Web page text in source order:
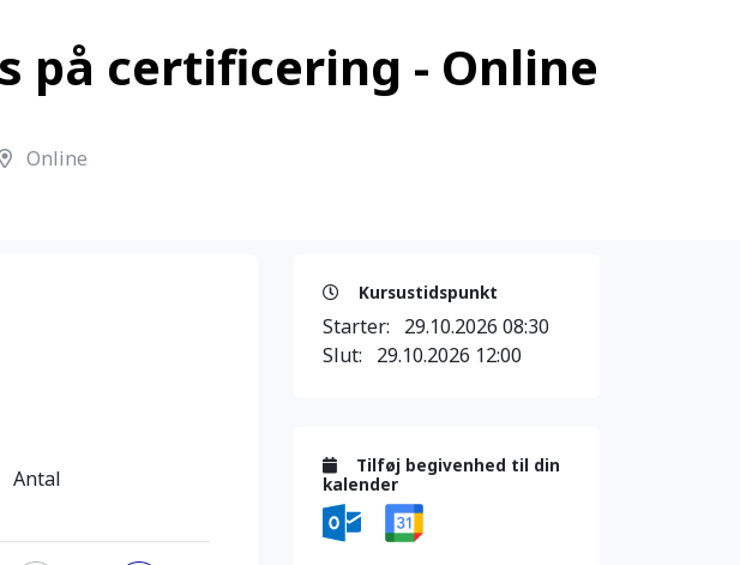
på certificering - Online
Online
Antal
Kursustidspunkt
Starter: 29.10.2026 08:30
Slut: 29.10.2026 12:00
Tilføj begivenhed til din
kalender